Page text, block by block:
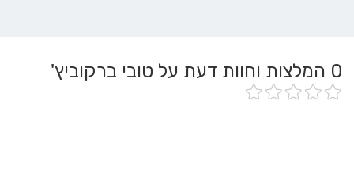
0 המלצות וחוות דעת על טובי ברקוביץ'